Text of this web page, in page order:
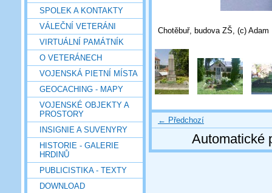
SPOLEK A KONTAKTY
VÁLEČNÍ VETERÁNI
VIRTUÁLNÍ PAMÁTNÍK
O VETERÁNECH
VOJENSKÁ PIETNÍ MÍSTA
GEOCACHING - MAPY
VOJENSKÉ OBJEKTY A
PROSTORY
INSIGNIE A SUVENYRY
HISTORIE - GALERIE
HRDINŮ
PUBLICISTIKA - TEXTY
DOWNLOAD
Chotěbuř, budova ZŠ, (c)
← Předchozí
Automatické